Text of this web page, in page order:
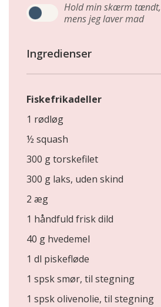
Hold min skærm tændt,
mens jeg laver mad
Ingredienser
Fiskefrikadeller
1 rødløg
½ squash
300 g torskefilet
300 g laks, uden skind
2 æg
1 håndfuld frisk dild
40 g hvedemel
1 dl piskefløde
1 spsk smør, til stegning
1 spsk olivenolie, til stegning